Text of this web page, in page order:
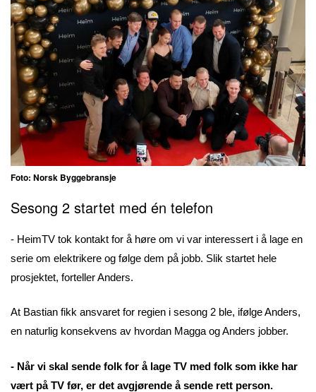
Foto: Norsk Byggebransje
Sesong 2 startet med én telefon
- HeimTV tok kontakt for å høre om vi var interessert i å lage en
serie om elektrikere og følge dem på jobb. Slik startet hele
prosjektet, forteller Anders.
At Bastian fikk ansvaret for regien i sesong 2 ble, ifølge Anders,
en naturlig konsekvens av hvordan Magga og Anders jobber.
- Når vi skal sende folk for å lage TV med folk som ikke har
vært på TV før, er det avgjørende å sende rett person.